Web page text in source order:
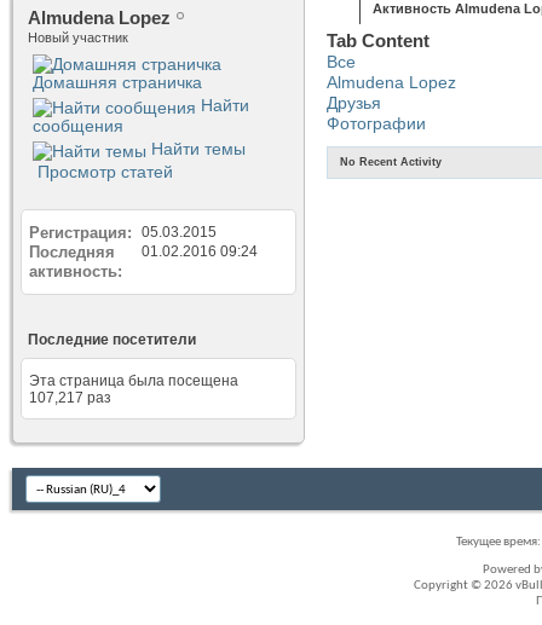
Almudena Lopez
Новый участник
Домашняя страничка
Найти
сообщения
Найти темы
Просмотр статей
Регистрация 05.03.2015
Последняя
активность
01.02.2016 09:24
Последние посетители
Эта страница была посещена
107,217 раз
Активность Almudena
Tab Content
Все
Almudena Lopez
Друзья
Фотографии
No Recent Activity
Текущее время:
Powered
Copyright © 2026